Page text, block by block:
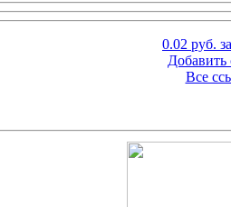
0.02 руб.
Добавить
Все